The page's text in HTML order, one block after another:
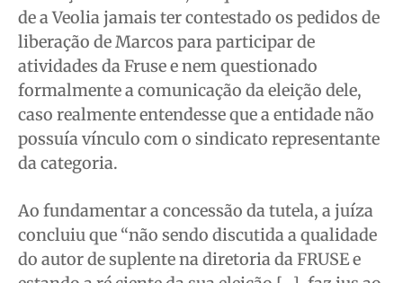
de a Veolia jamais ter contestado os pedidos de
liberação de Marcos para participar de
atividades da Fruse e nem questionado
formalmente a comunicação da eleição dele,
caso realmente entendesse que a entidade não
possuía vínculo com o sindicato representante
da categoria.
Ao fundamentar a concessão da tutela, a juíza
concluiu que “não sendo discutida a qualidade
do autor de suplente na diretoria da FRUSE e